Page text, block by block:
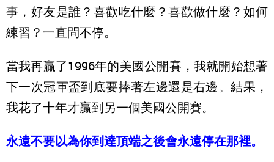
事，好友是誰？喜歡吃什麼？喜歡做什麼？如何
練習？一直問不停。
當我再贏了1996年的美國公開賽，我就開始想著
下一次冠軍盃到底要捧著左邊還是右邊。結果，
我花了十年才贏到另一個美國公開賽。
永遠不要以為你到達頂端之後會永遠停在那裡。